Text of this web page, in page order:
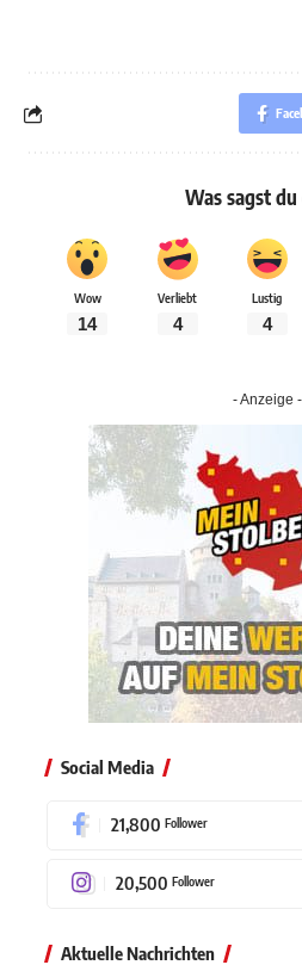
Was sagst du
Wow
14
Verliebt
4
Lustig
4
- Anzeige -
Social Media
21,800 Follower
20,500 Follower
Aktuelle Nachrichten